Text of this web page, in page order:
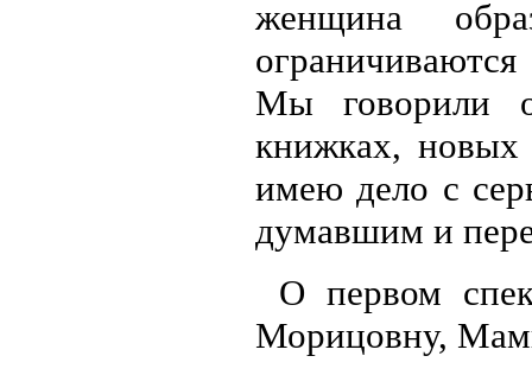
женщина
Мы говорили о
книжках, новых
имею дело с
думавшим и
О первом
Морицовну,